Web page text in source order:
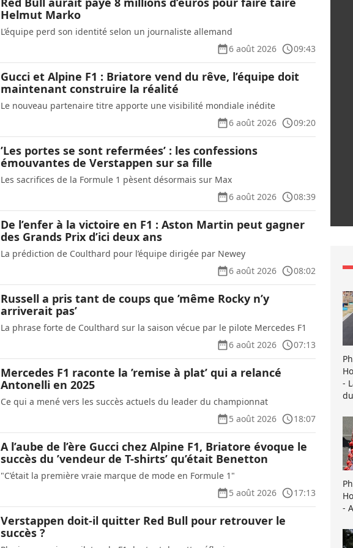
Helmut Marko
L’équipe perd son identité selon un journaliste allemand
6 août 2026
09:43
Gucci et Alpine F1 : Briatore vend du rêve, l’équipe doit
maintenant construire la réalité
Le nouveau partenaire titre apporte une visibilité mondiale inédite
6 août 2026
09:20
’Les portes se sont refermées’ : les confessions
émouvantes de Verstappen sur sa fille
Les sacrifices de la Formule 1 pèsent désormais sur Max
6 août 2026
08:39
De l’enfer à la victoire en F1 : Aston Martin peut gagner
des Grands Prix d’ici deux ans
La prédiction de Coulthard pour l’équipe dirigée par Newey
6 août 2026
08:02
Russell a pris tant de coups que ’même Rocky n’y
arriverait pas’
La phrase forte de Coulthard sur la saison vécue par le pilote Mercedes F1
6 août 2026
07:13
Mercedes F1 raconte la ’remise à plat’ qui a relancé
Antonelli en 2025
Ce qui a mené vers les succès actuels du leader du championnat
5 août 2026
18:07
A l’aube de l’ère Gucci chez Alpine F1, Briatore évoque le
succès du ’vendeur de T-shirts’ qu’était Benetton
"C’était la première vraie marque de mode en Formule 1"
5 août 2026
17:13
Verstappen doit-il quitter Red Bull pour retrouver le
succès ?
-
-